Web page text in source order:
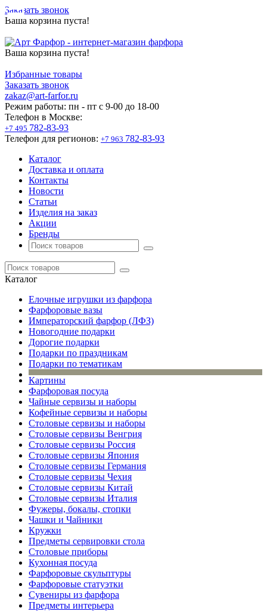
Заказать звонок
Ваша корзина пуста!
Ваша корзина пуста!
Избранные товары
Заказать звонок
zakaz@art-farfor.ru
Режим работы: пн - пт c 9-00 до 18-00
Телефон в Москве:
+7 495 782-83-93
Телефон для регионов: +7 963 782-83-93
Каталог
Доставка и оплата
Контакты
Новости
Статьи
Изделия на заказ
Акции
Бренды
Каталог
Елочные игрушки из фарфора
Фарфоровые вазы
Императорский фарфор (ЛФЗ)
Новогодние подарки
Дорогие подарки
Подарки по праздникам
Подарки по тематикам
Картины
Фарфоровая посуда
Чайные сервизы и наборы
Кофейные сервизы и наборы
Столовые сервизы и наборы
Столовые сервизы Венгрия
Столовые сервизы Россия
Столовые сервизы Япония
Столовые сервизы Германия
Столовые сервизы Чехия
Столовые сервизы Китай
Столовые сервизы Италия
Фужеры, бокалы, стопки
Чашки и Чайники
Кружки
Предметы сервировки стола
Столовые приборы
Кухонная посуда
Фарфоровые скульптуры
Фарфоровые статуэтки
Сувениры из фарфора
Предметы интерьера